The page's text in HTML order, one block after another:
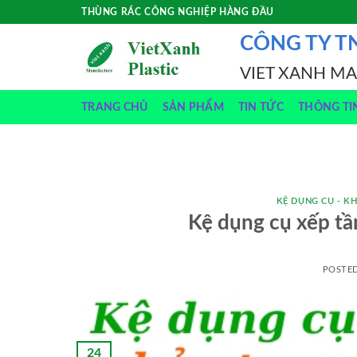
THÙNG RÁC CÔNG NGHIỆP HÀNG ĐẦU
CÔNG TY
VIET XANH
TRANG CHỦ SẢN PHẨM TIN TỨC THÔNG
KỆ DỤNG CỤ -
Kệ dụng cụ xếp
24